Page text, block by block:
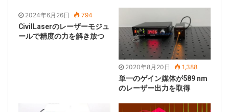
ュレーション、私たちを知る三次元形状の真実性とその
形成メカニズム。」
2024年6月26日 794
CivilLaserのレーザーモジュ
ールで精度の力を解き放つ
2020年8月20日 1,388
単一のゲイン媒体が589 nm
のレーザー出力を取得